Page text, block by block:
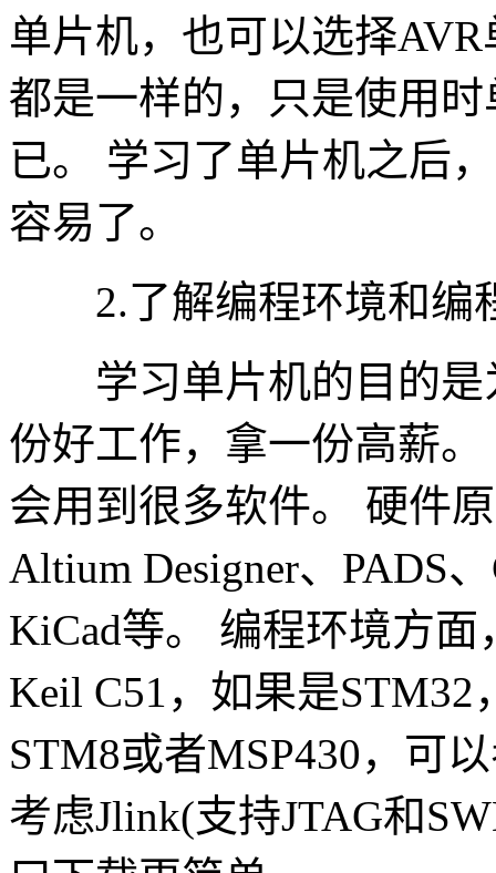
单片机，也可以选择
都是一样的，只是使用
已。 学习了单片机之后
容易了。
2.了解编程环境和编
学习单片机的目的是
份好工作，拿一份高薪
会用到很多软件。 硬件
Altium Designer、PADS
KiCad等。 编程环境方
Keil C51，如果是
STM8或者MSP430，可
考虑Jlink(支持JTAG和